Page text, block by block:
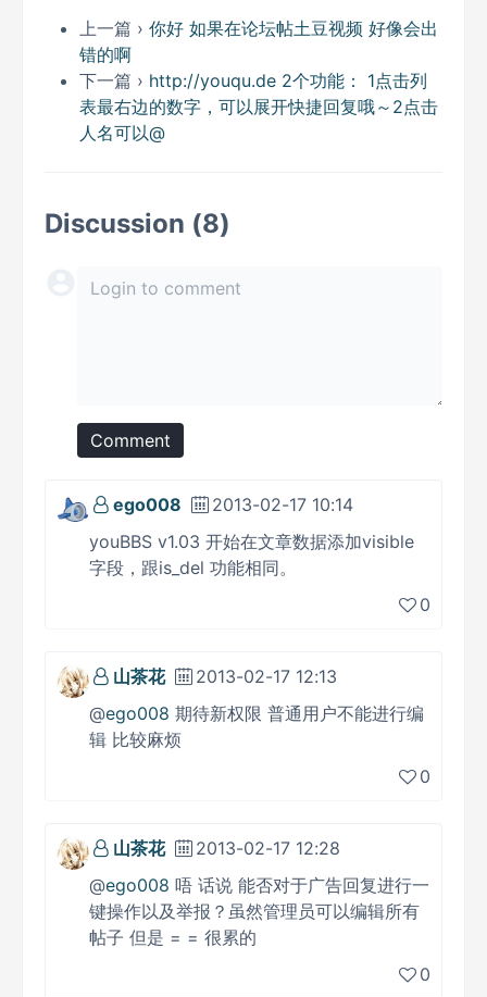
上一篇 › 你好 如果在论坛帖土豆视频 好像会出
错的啊
下一篇 › http://youqu.de 2个功能： 1点击列
表最右边的数字，可以展开快捷回复哦～2点击
人名可以@
Discussion (8)
Comment
ego008
2013-02-17 10:14
youBBS v1.03 开始在文章数据添加visible
字段，跟is_del 功能相同。
0
山茶花
2013-02-17 12:13
@ego008 期待新权限 普通用户不能进行编
辑 比较麻烦
0
山茶花
2013-02-17 12:28
@ego008 唔 话说 能否对于广告回复进行一
键操作以及举报？虽然管理员可以编辑所有
帖子 但是 = = 很累的
0